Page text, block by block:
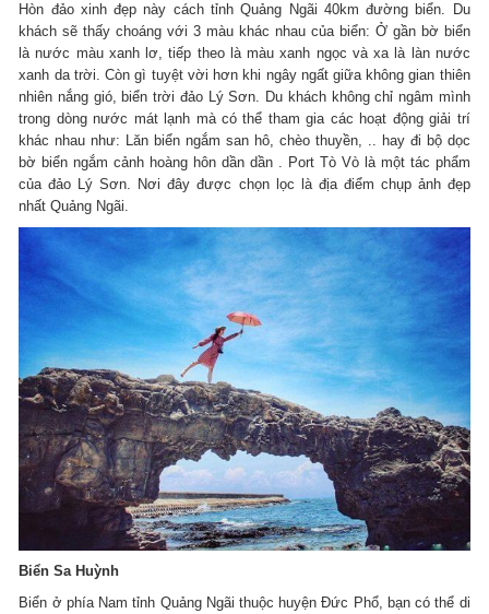
Hòn đảo xinh đẹp này cách tỉnh Quảng Ngãi 40km đường biển.
Du
khách sẽ thấy choáng với 3 màu khác nhau của biển: Ở gần bờ biển
là nước màu xanh lơ, tiếp theo là màu xanh ngọc và xa là làn nước
xanh da trời.Còn gì tuyệt vời hơn khi ngây ngất giữa không gian thiên
nhiên nắng gió, biển trời đảo Lý Sơn. Du khách không chỉ ngâm mình
trong dòng nước mát lạnh mà có thể tham gia các hoạt động giải trí
khác nhau như: Lăn biển ngắm san hô, chèo thuyền, .. hay đi bộ dọc
bờ biển ngắm cảnh hoàng hôn dần dần . Port Tò Vò là một tác phẩm
của đảo Lý Sơn. Nơi đây được chọn lọc là địa điểm chụp ảnh đẹp
nhất Quảng Ngãi.
Biển Sa Huỳnh
Biển ở phía Nam tỉnh Quảng Ngãi thuộc huyện Đức Phổ, bạn có thể di